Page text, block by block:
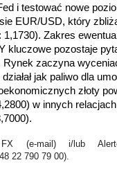
i testować nowe
EUR/USD, który
Zakres
kluczowe pozostaje
Rynek zaczyna
jak paliwo dla
złoty
w innych
FX (e-mail) i/lub
22 790 79 00).